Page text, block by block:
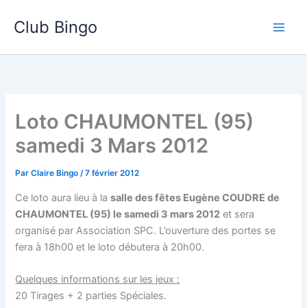
Club Bingo
Loto CHAUMONTEL (95)
samedi 3 Mars 2012
ParClaire Bingo/7 février 2012
Ce loto aura lieu à lasalle des fêtes Eugène COUDRE de
CHAUMONTEL (95) le samedi 3 mars 2012 et sera
organisé par Association SPC. L’ouverture des portes se
fera à 18h00 et le loto débutera à 20h00.
Quelques informations sur les jeux :
20 Tirages + 2 parties Spéciales.